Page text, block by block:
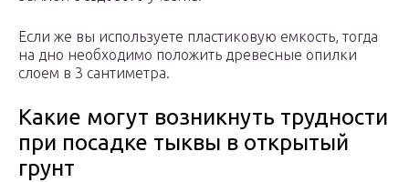
Если же вы используете пластиковую емкость, тогда
на дно необходимо положить древесные опилки
слоем в 3 сантиметра.
Какие могут возникнуть трудности
при посадке тыквы в открытый
грунт